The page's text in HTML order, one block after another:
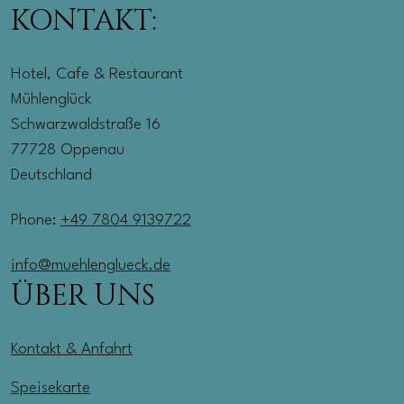
KONTAKT:
Hotel, Cafe & Restaurant
Mühlenglück
Schwarzwaldstraße 16
77728 Oppenau
Deutschland
Phone: +49 7804 9139722
info@muehlenglueck.de
ÜBER UNS
Kontakt & Anfahrt
Speisekarte